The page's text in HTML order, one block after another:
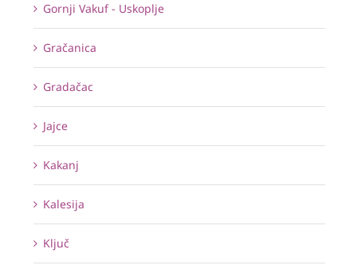
Gornji Vakuf - Uskoplje
Gračanica
Gradačac
Jajce
Kakanj
Kalesija
Ključ